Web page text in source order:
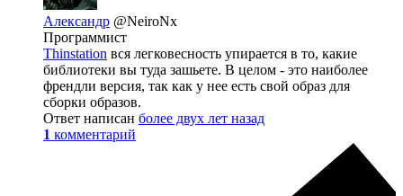
Александр @NeiroNx
Программист
Thinstation вся легковесность упирается в то, какие
библиотеки вы туда зашьете. В целом - это наиболее
френдли версия, так как у нее есть свой образ для
сборки образов.
Ответ написан более двух лет назад
1 комментарий